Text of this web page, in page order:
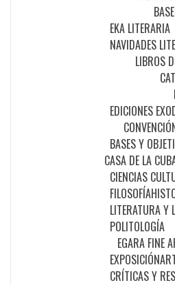
EKA LITERARIA
NAVIDADES
LIBROS
EDICIONES
BASES Y
CASA DE LA
CIENCIAS
FILOSOFÍA
LITERATURA Y
POLITOLOGÍA
EGARA FINE
EXPOSICIÓN
CRÍTICAS Y